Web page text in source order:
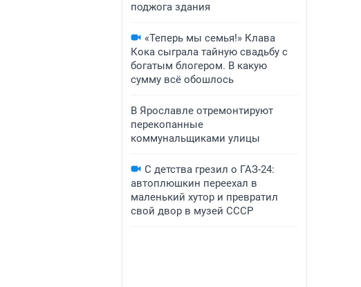
поджога здания
«Теперь мы семья!» Клава
Кока сыграла тайную свадьбу с
богатым блогером. В какую
сумму всё обошлось
В Ярославле отремонтируют
перекопанные
коммунальщиками улицы
С детства грезил о ГАЗ-24:
автоплюшкин переехал в
маленький хутор и превратил
свой двор в музей СССР